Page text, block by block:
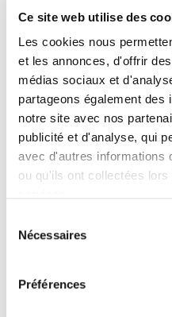
Ce site web utilise des
Les cookies nous
et les annonces, d'offrir
médias sociaux et
partageons également des
notre site avec nos
publicité et d'analyse, qui
avec d'autres informations
ou qu'ils ont collectées
Nécessaires
Préférences
Supportive care
Research
Medical Team